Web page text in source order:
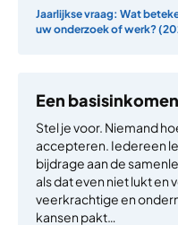
Jaarlijkse vraag: Wat
uw onderzoek of werk?
Een
Stel je voor. Niemand
accepteren. Iedereen
bijdrage aan de
als dat even niet lukt en
veerkrachtige en
kansen pakt…